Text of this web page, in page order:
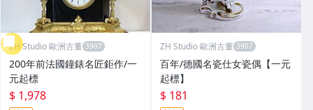
ZH Studio 歐洲古董
200年前法國鐘錶名匠鉅作/一
元起標
$ 1,978
ZH Studio 歐洲古董
百年/德國名瓷仕女瓷偶【一元
起標】
$ 181